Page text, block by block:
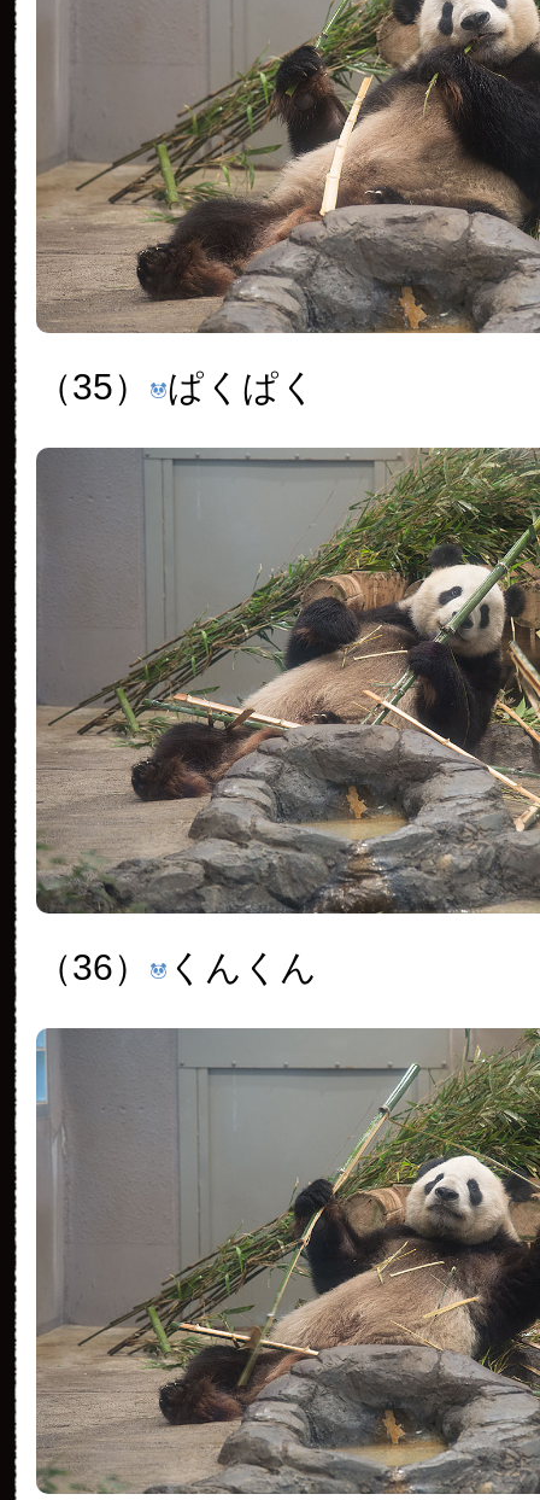
（35） ぱくぱく
（36） くんくん